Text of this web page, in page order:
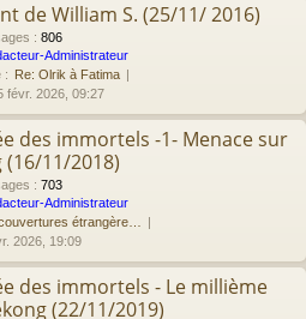
de William S. (25/11/ 2016)
: 806
Administrateur
: Re: Olrik à Fatima
févr. 2026, 09:27
des immortels -1- Menace sur
(16/11/2018)
: 703
Administrateur
étrangère…
2026, 19:09
des immortels - Le millième
(22/11/2019)